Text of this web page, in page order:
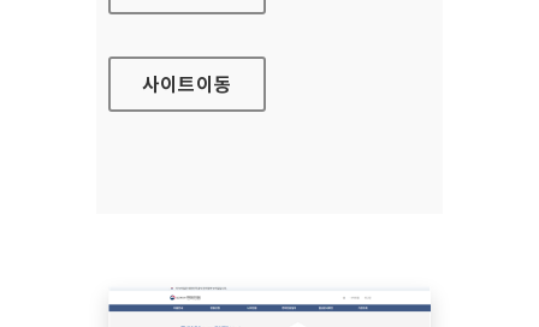
사이트이동